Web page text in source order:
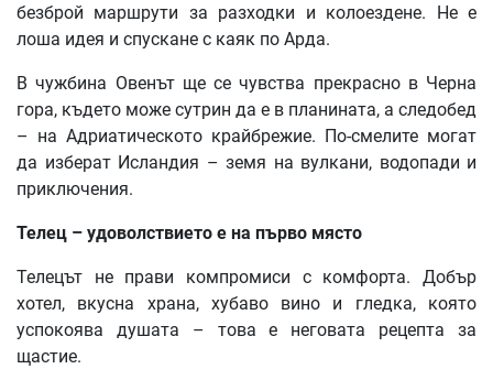
безброй маршрути за разходки и колоездене. Не е
лоша идея и спускане с каяк по Арда.
В чужбина Овенът ще се чувства прекрасно в Черна
гора, където може сутрин да е в планината, а следобед
– на Адриатическото крайбрежие. По-смелите могат
да изберат Исландия – земя на вулкани, водопади и
приключения.
Телец – удоволствието е на първо място
Телецът не прави компромиси с комфорта. Добър
хотел, вкусна храна, хубаво вино и гледка, която
успокоява душата – това е неговата рецепта за
щастие.